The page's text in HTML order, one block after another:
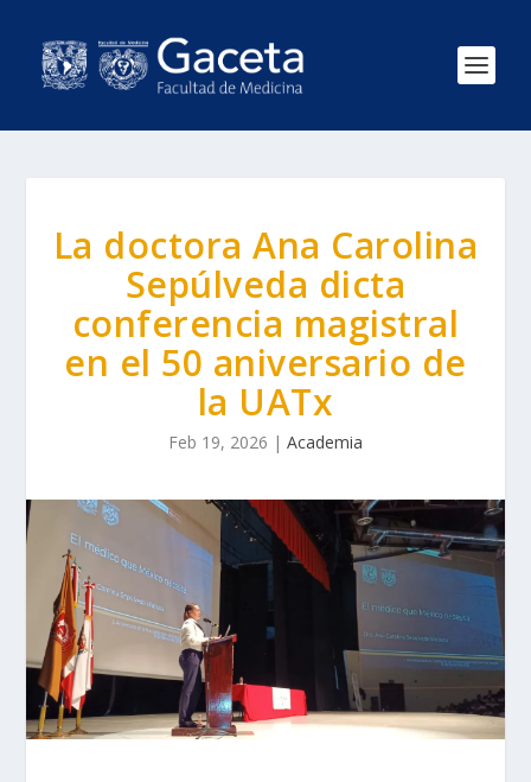
La doctora Ana Carolina
Sepúlveda dicta
conferencia magistral
en el 50 aniversario de
la UATx
Feb 19, 2026 | Academia